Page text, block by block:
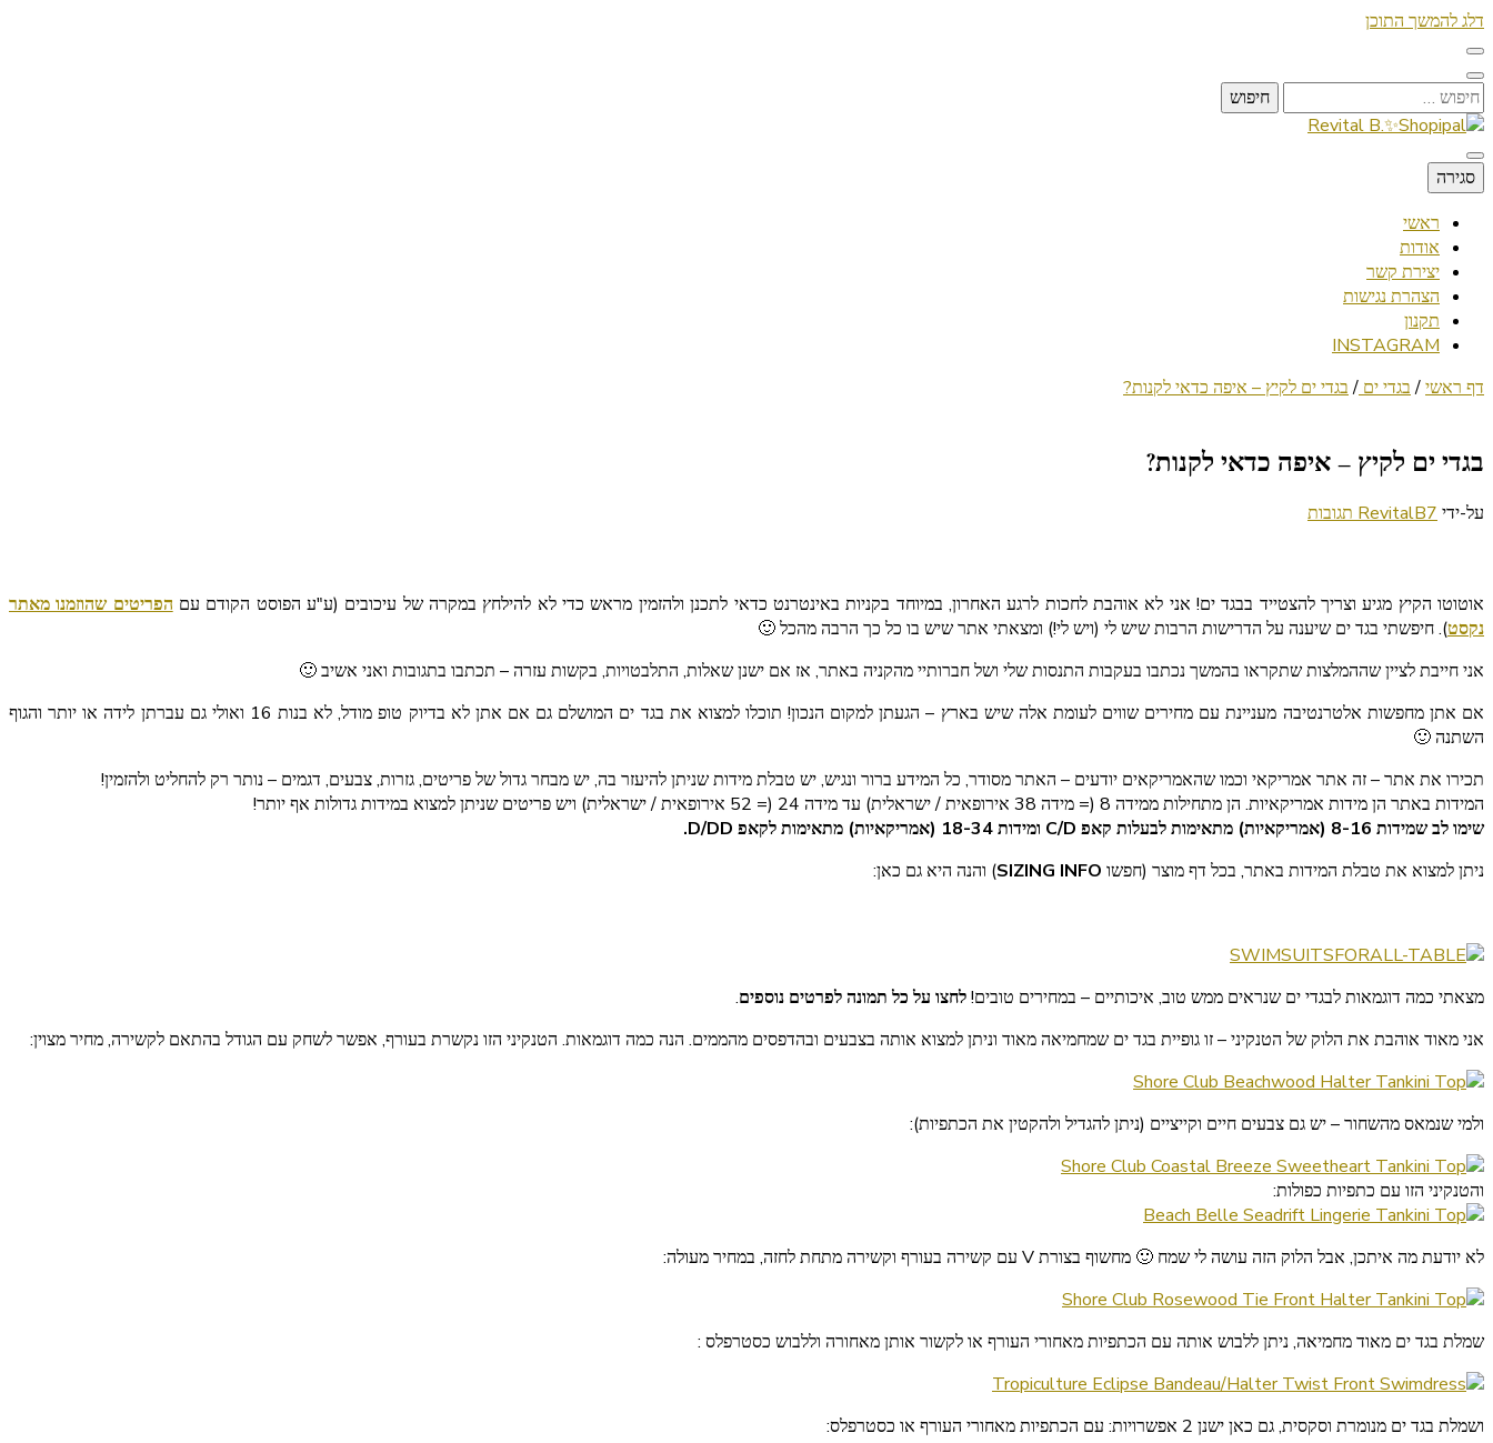
דלג להמשך התוכן
חיפוש:
Revital B.✨Shopipal
Lifestyle ✦ Beauty ✦ Vegan ✦ Travel
סגירה
ראשי
אודות
יצירת קשר
הצהרת נגישות
תקנון
INSTAGRAM
דף ראשי/ בגדי ים / בגדי ים לקיץ – איפה כדאי לקנות?
בגדי ים לקיץ – איפה כדאי לקנות?
על-ידי RevitalB7 תגובות
על
–
איפה
לקנות?
אוטוטו הקיץ מגיע וצריך להצטייד בבגד ים! אני לא אוהבת לחכות לרגע האחרון, במיוחד בקניות באינטרנט כדאי לתכנן ולהזמין מראש כדי לא להילחץ במקרה של עיכובים (ע"ע הפוסט הקודם עם הפריטים שהוזמנו מאתר
נקסט). חיפשתי בגד ים שיענה על הדרישות הרבות שיש לי (ויש לי!) ומצאתי אתר שיש בו כל כך הרבה מהכל 🙂
אני חייבת לציין שההמלצות שתקראו בהמשך נכתבו בעקבות התנסות שלי ושל חברותיי מהקניה באתר, אז אם ישנן שאלות, התלבטויות, בקשות עזרה – תכתבו בתגובות ואני אשיב 🙂
אם אתן מחפשות אלטרנטיבה מעניינת עם מחירים שווים לעומת אלה שיש בארץ – הגעתן למקום הנכון! תוכלו למצוא את בגד ים המושלם גם אם אתן לא בדיוק טופ מודל, לא בנות 16 ואולי גם עברתן לידה או יותר והגוף
השתנה 🙂
תכירו את אתר – זה אתר אמריקאי וכמו שהאמריקאים יודעים – האתר מסודר, כל המידע ברור ונגיש, יש טבלת מידות שניתן להיעזר בה, יש מבחר גדול של פריטים, גזרות, צבעים, דגמים – נותר רק להחליט ולהזמין!
המידות באתר הן מידות אמריקאיות. הן מתחילות ממידה 8 (= מידה 38 אירופאית / ישראלית) עד מידה 24 (= 52 אירופאית / ישראלית) ויש פריטים שניתן למצוא במידות גדולות אף יותר!
שימו לב שמידות 8-16 (אמריקאיות) מתאימות לבעלות קאפ C/D ומידות 18-34 (אמריקאיות) מתאימות לקאפ D/DD.
ניתן למצוא את טבלת המידות באתר, בכל דף מוצר (חפשו SIZING INFO) והנה היא גם כאן:
מצאתי כמה דוגמאות לבגדי ים שנראים ממש טוב, איכותיים – במחירים טובים!לחצו על כל תמונה לפרטים נוספים.
אני מאוד אוהבת את הלוק של הטנקיני – זו גופיית בגד ים שמחמיאה מאוד וניתן למצוא אותה בצבעים ובהדפסים מהממים. הנה כמה דוגמאות. הטנקיני הזו נקשרת בעורף, אפשר לשחק עם הגודל בהתאם לקשירה, מחיר מצוין:
ולמי שנמאס מהשחור – יש גם צבעים חיים וקייציים (ניתן להגדיל ולהקטין את הכתפיות):
והטנקיני הזו עם כתפיות כפולות:
לא יודעת מה איתכן, אבל הלוק הזה עושה לי שמח 🙂 מחשוף בצורת V עם קשירה בעורף וקשירה מתחת לחזה, במחיר מעולה:
שמלת בגד ים מאוד מחמיאה, ניתן ללבוש אותה עם הכתפיות מאחורי העורף או לקשור אותן מאחורה וללבוש כסטרפלס :
ושמלת בגד ים מנומרת וסקסית, גם כאן ישנן 2 אפשרויות: עם הכתפיות מאחורי העורף או כסטרפלס: